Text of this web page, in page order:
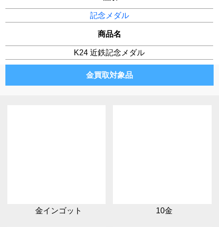
記念メダル
商品名
K24 近鉄記念メダル
金買取対象品
金インゴット 10金